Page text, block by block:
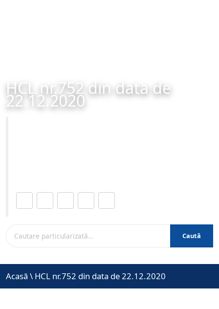
HCL nr.752 din data de
22.12.2020
Caută
Acasă \ HCL nr.752 din data de 22.12.2020